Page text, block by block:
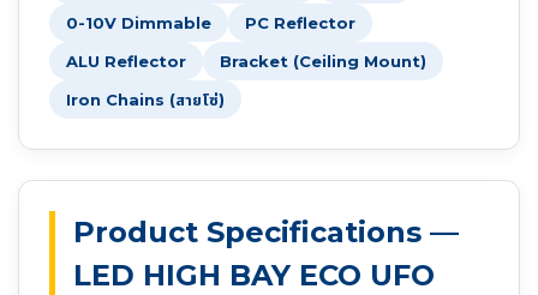
0-10V Dimmable
PC Reflector
ALU Reflector
Bracket (Ceiling Mount)
Iron Chains (สายโซ่)
Product Specifications —
LED HIGH BAY ECO UFO